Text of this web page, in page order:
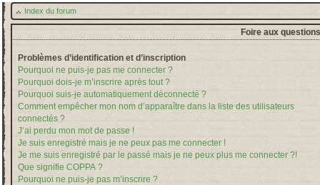
Index du forum
Foire aux
Problèmes d’identification et d’inscription
Pourquoi ne puis-je pas me connecter ?
Pourquoi dois-je m’inscrire après tout ?
Pourquoi suis-je automatiquement déconnecté ?
Comment empêcher mon nom d’apparaître dans la liste des utilisateurs
connectés ?
J’ai perdu mon mot de passe !
Je suis enregistré mais je ne peux pas me connecter !
Je me suis enregistré par le passé mais je ne peux plus me connecter ?!
Que signifie COPPA ?
Pourquoi ne puis-je pas m’inscrire ?